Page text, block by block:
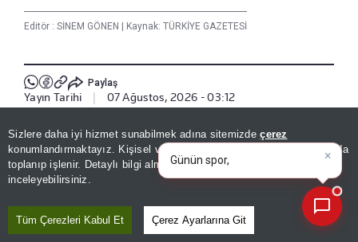
Sizlere daha iyi hizmet sunabilmek adına sitemizdeçerez
konumlandırmaktayız. Kişisel verileriniz, KVKK ve GDPR kapsamında
toplanıp işlenir. Detaylı bilgi almak içinAydınlatma Metnimizi
inceleyebilirsiniz.
Tüm Çerezleri Kabul Et Çerez Ayarlarına Git
Editör : SİNEM GÖNEN | Kaynak: TÜRKİYE GAZETESİ
Paylaş
Yayın Tarihi 07 Ağustos, 2026 - 03:12
Haberle İlgili Daha Fazlası
Teknoloji
Bizi Takip Edin
×
Günün spor, gündem ve
ekonomi gelişmelerini anal